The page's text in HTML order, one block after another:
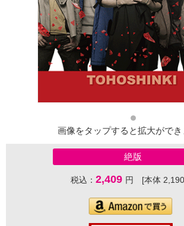
画像をタップすると拡大ができ
絶版
税込： 2,409 円 [本体